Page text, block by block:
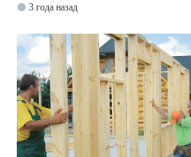
3 года назад